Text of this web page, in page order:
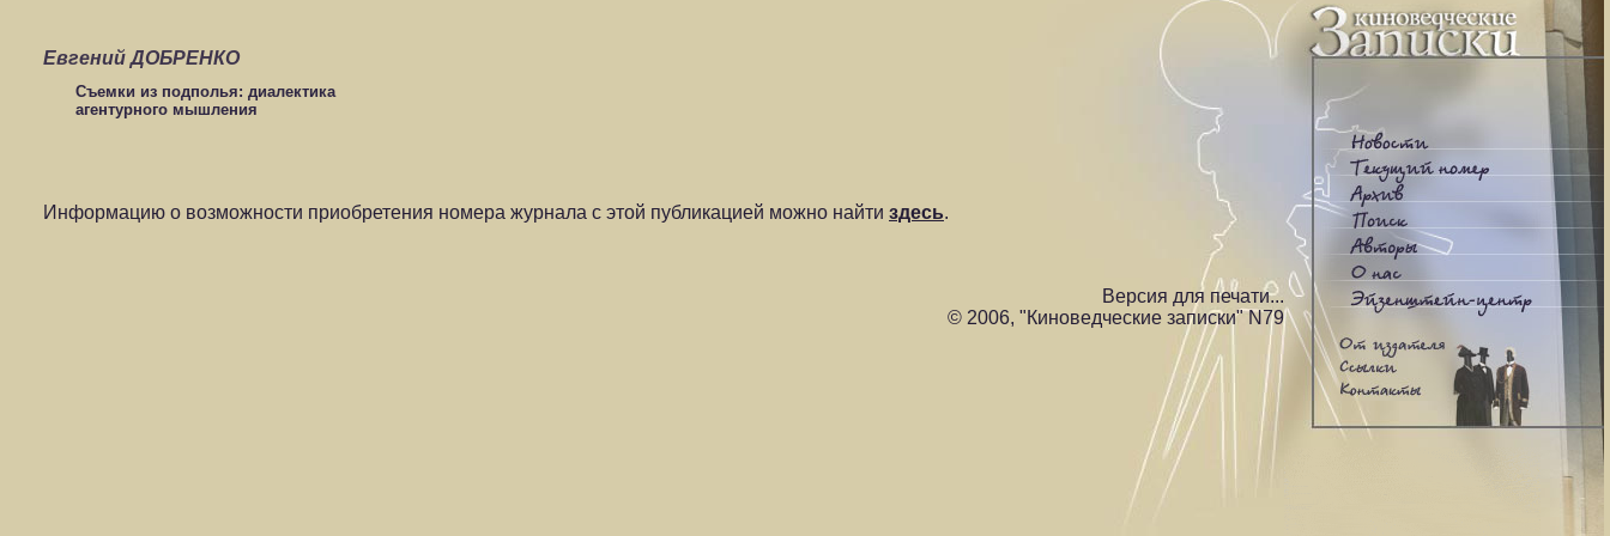
Евгений ДОБРЕНКО
Съемки из подполья: диалектика
агентурного мышления
Информацию о возможности приобретения номера журнала с этой публикацией можно найти здесь.
Версия для печати...
© 2006, "Киноведческие записки" N79